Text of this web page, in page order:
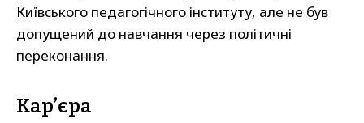
Київського педагогічного інституту, але не був
допущений до навчання через політичні
переконання.
Кар’єра